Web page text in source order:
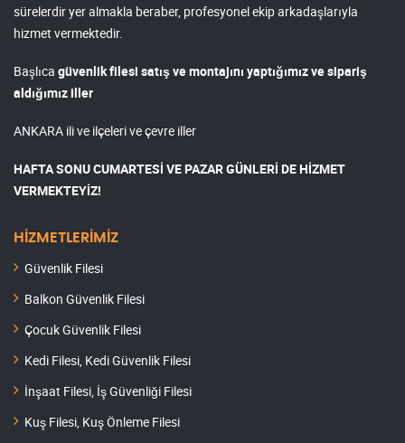
sürelerdir yer almakla beraber, profesyonel ekip arkadaşlarıyla
hizmet vermektedir.
Başlıca güvenlik filesi satış ve montajını yaptığımız ve sipariş
aldığımız iller
ANKARA ili ve ilçeleri ve çevre iller
HAFTA SONU CUMARTESİ VE PAZAR GÜNLERİ DE HİZMET
VERMEKTEYİZ!
HİZMETLERİMİZ
Güvenlik Filesi
Balkon Güvenlik Filesi
Çocuk Güvenlik Filesi
Kedi Filesi, Kedi Güvenlik Filesi
İnşaat Filesi, İş Güvenliği Filesi
Kuş Filesi, Kuş Önleme Filesi